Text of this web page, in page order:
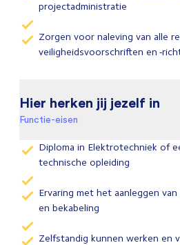
projectadministratie
Zorgen voor naleving van alle
veiligheidsvoorschriften en -
Hier herken jij jezelf in
Functie-eisen
Diploma in Elektrotechniek of
technische opleiding
Ervaring met het aanleggen
en bekabeling
Zelfstandig kunnen werken en